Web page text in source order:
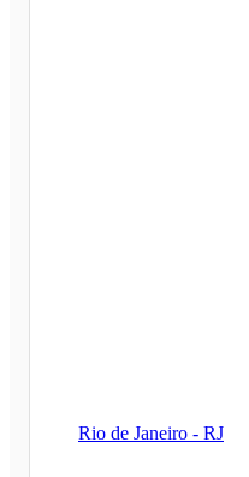
Rio de Janeiro - RJ